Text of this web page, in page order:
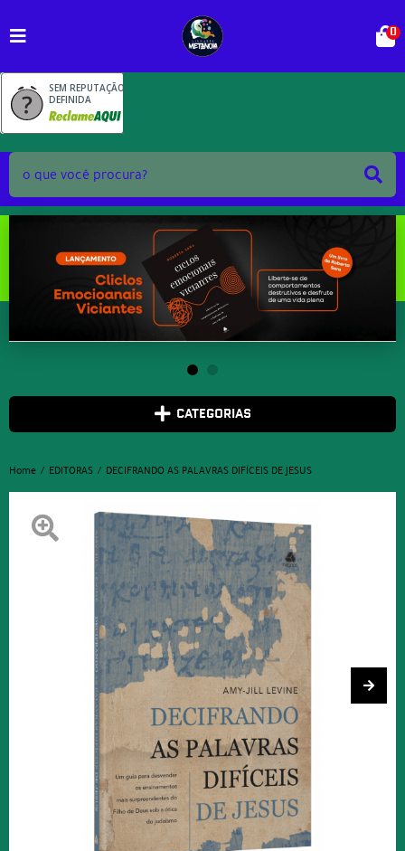
SEM REPUTAÇÃO
DEFINIDA
0
CATEGORIAS
Home EDITORAS DECIFRANDO AS PALAVRAS DIFÍCEIS DE JESUS